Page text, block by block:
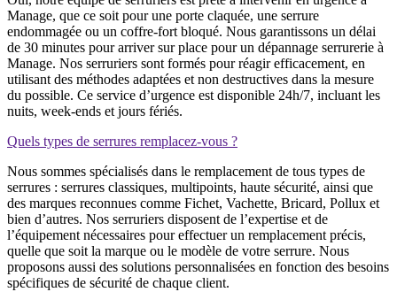
Manage, que ce soit pour une porte claquée, une serrure
endommagée ou un coffre-fort bloqué. Nous garantissons un délai
de 30 minutes pour arriver sur place pour un dépannage serrurerie à
Manage. Nos serruriers sont formés pour réagir efficacement, en
utilisant des méthodes adaptées et non destructives dans la mesure
du possible. Ce service d’urgence est disponible 24h/7, incluant les
nuits, week-ends et jours fériés.
Quels types de serrures remplacez-vous ?
Nous sommes spécialisés dans le remplacement de tous types de
serrures : serrures classiques, multipoints, haute sécurité, ainsi que
des marques reconnues comme Fichet, Vachette, Bricard, Pollux et
bien d’autres. Nos serruriers disposent de l’expertise et de
l’équipement nécessaires pour effectuer un remplacement précis,
quelle que soit la marque ou le modèle de votre serrure. Nous
proposons aussi des solutions personnalisées en fonction des besoins
spécifiques de sécurité de chaque client.